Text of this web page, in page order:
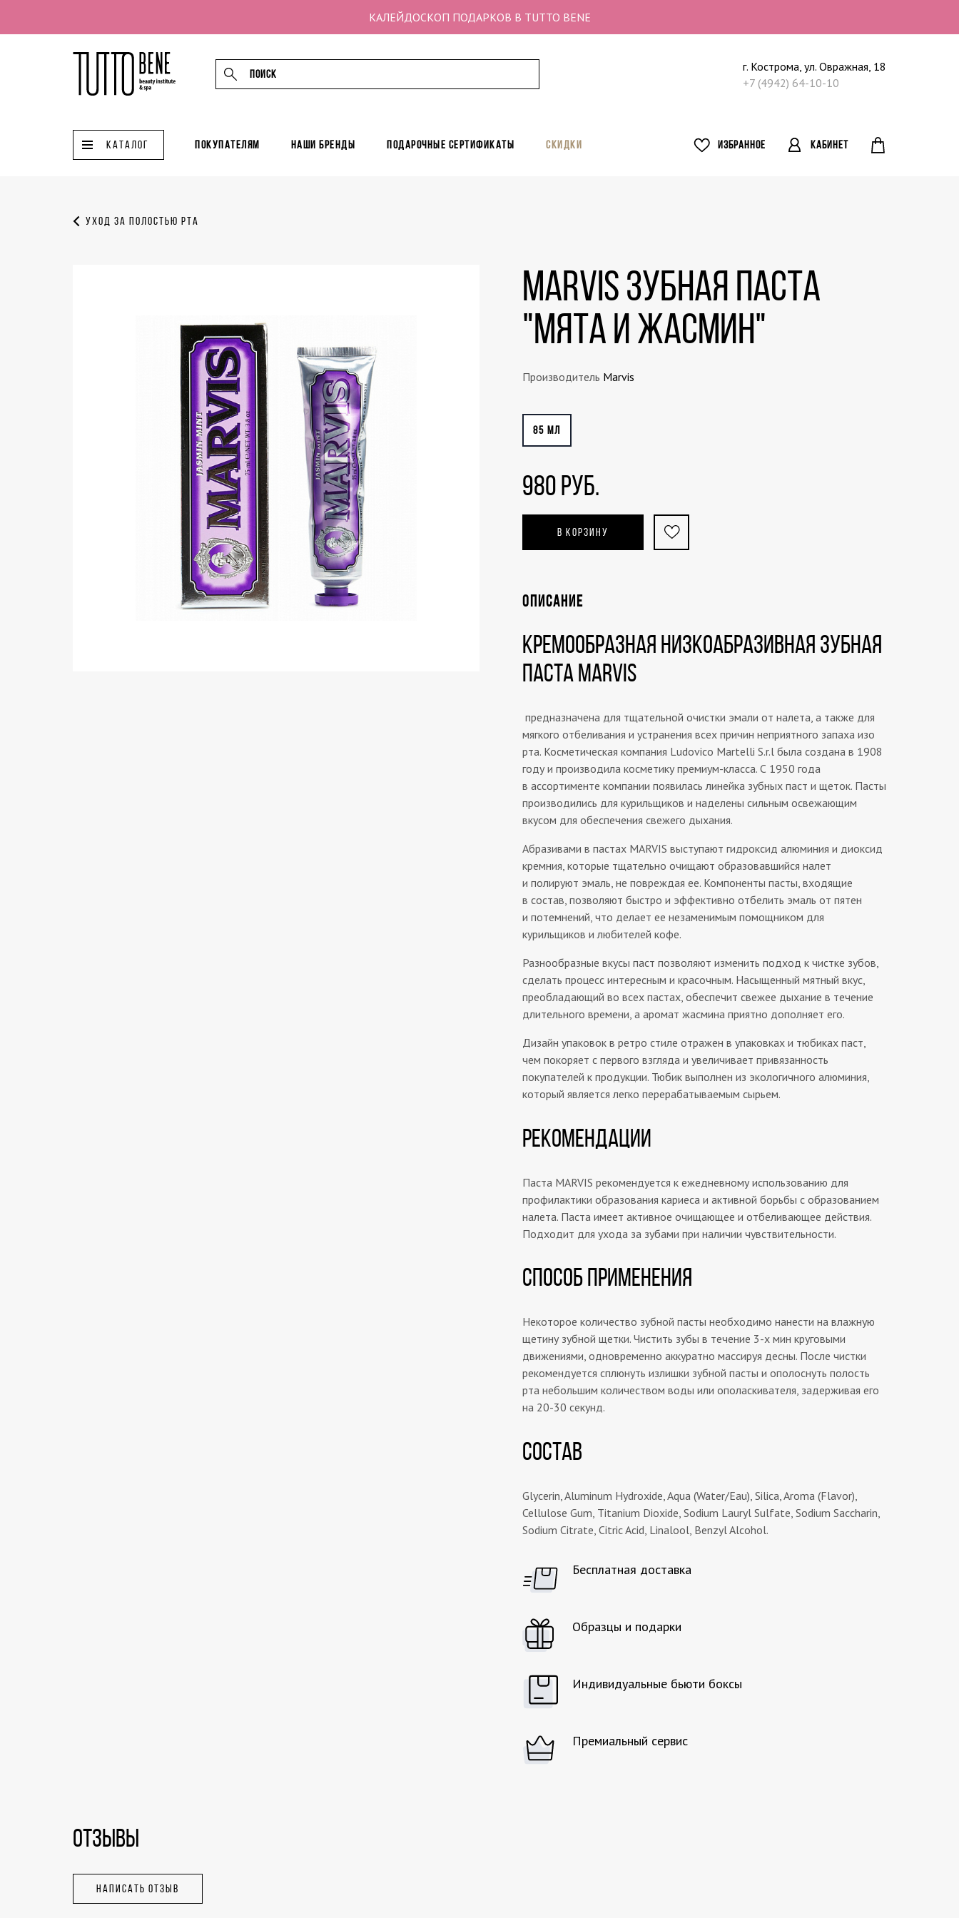
КАЛЕЙДОСКОП ПОДАРКОВ В TUTTO BENE
г. Кострома, ул. Овражная, 18
+7 (4942) 64-10-10
ИЗБРАННОЕ КАБИНЕТ
КАТАЛОГ Покупателям Наши бренды Подарочные сертификаты Скидки
Уход за полостью рта
MARVIS Зубная паста
"Мята и Жасмин"
Производитель Marvis
85 МЛ
980 РУБ.
В КОРЗИНУ
ОПИСАНИЕ
КРЕМООБРАЗНАЯ НИЗКОАБРАЗИВНАЯ ЗУБНАЯ
ПАСТА MARVIS
предназначена для тщательной очистки эмали от налета, а также для
мягкого отбеливания и устранения всех причин неприятного запаха изо
рта. Косметическая компания Ludovico Martelli S.r.l была создана в 1908
году и производила косметику премиум-класса. С 1950 года
в ассортименте компании появилась линейка зубных паст и щеток. Пасты
производились для курильщиков и наделены сильным освежающим
вкусом для обеспечения свежего дыхания.
Абразивами в пастах MARVIS выступают гидроксид алюминия и диоксид
кремния, которые тщательно очищают образовавшийся налет
и полируют эмаль, не повреждая ее. Компоненты пасты, входящие
в состав, позволяют быстро и эффективно отбелить эмаль от пятен
и потемнений, что делает ее незаменимым помощником для
курильщиков и любителей кофе.
Разнообразные вкусы паст позволяют изменить подход к чистке зубов,
сделать процесс интересным и красочным. Насыщенный мятный вкус,
преобладающий во всех пастах, обеспечит свежее дыхание в течение
длительного времени, а аромат жасмина приятно дополняет его.
Дизайн упаковок в ретро стиле отражен в упаковках и тюбиках паст,
чем покоряет с первого взгляда и увеличивает привязанность
покупателей к продукции. Тюбик выполнен из экологичного алюминия,
который является легко перерабатываемым сырьем.
РЕКОМЕНДАЦИИ
Паста MARVIS рекомендуется к ежедневному использованию для
профилактики образования кариеса и активной борьбы с образованием
налета. Паста имеет активное очищающее и отбеливающее действия.
Подходит для ухода за зубами при наличии чувствительности.
СПОСОБ ПРИМЕНЕНИЯ
Некоторое количество зубной пасты необходимо нанести на влажную
щетину зубной щетки. Чистить зубы в течение 3-х мин круговыми
движениями, одновременно аккуратно массируя десны. После чистки
рекомендуется сплюнуть излишки зубной пасты и ополоснуть полость
рта небольшим количеством воды или ополаскивателя, задерживая его
на 20-30 секунд.
СОСТАВ
Glycerin, Aluminum Hydroxide, Aqua (Water/Eau), Silica, Aroma (Flavor),
Cellulose Gum, Titanium Dioxide, Sodium Lauryl Sulfate, Sodium Saccharin,
Sodium Citrate, Citric Acid, Linalool, Benzyl Alcohol.
Бесплатная доставка
Образцы и подарки
Индивидуальные бьюти боксы
Премиальный сервис
ОТЗЫВЫ
НАПИСАТЬ ОТЗЫВ